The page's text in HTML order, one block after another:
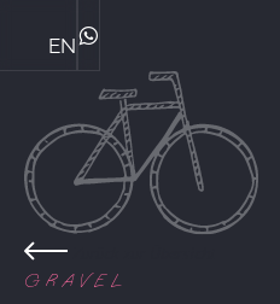
EN
WhatsApp
GRAVEL